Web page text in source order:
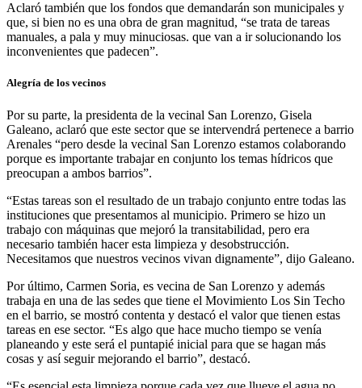
Aclaró también que los fondos que demandarán son municipales y
que, si bien no es una obra de gran magnitud, “se trata de tareas
manuales, a pala y muy minuciosas. que van a ir solucionando los
inconvenientes que padecen”.
Alegría de los vecinos
Por su parte, la presidenta de la vecinal San Lorenzo, Gisela
Galeano, aclaró que este sector que se intervendrá pertenece a barrio
Arenales “pero desde la vecinal San Lorenzo estamos colaborando
porque es importante trabajar en conjunto los temas hídricos que
preocupan a ambos barrios”.
“Estas tareas son el resultado de un trabajo conjunto entre todas las
instituciones que presentamos al municipio. Primero se hizo un
trabajo con máquinas que mejoró la transitabilidad, pero era
necesario también hacer esta limpieza y desobstrucción.
Necesitamos que nuestros vecinos vivan dignamente”, dijo Galeano.
Por último, Carmen Soria, es vecina de San Lorenzo y además
trabaja en una de las sedes que tiene el Movimiento Los Sin Techo
en el barrio, se mostró contenta y destacó el valor que tienen estas
tareas en ese sector. “Es algo que hace mucho tiempo se venía
planeando y este será el puntapié inicial para que se hagan más
cosas y así seguir mejorando el barrio”, destacó.